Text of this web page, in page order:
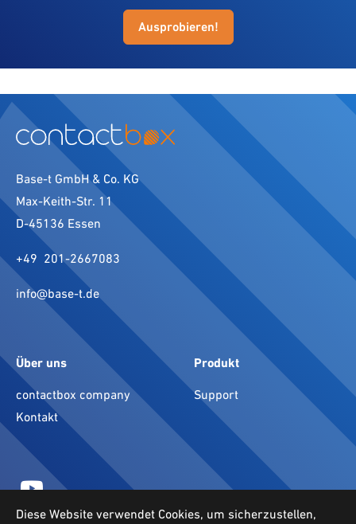
Diese Website verwendet Cookies, um sicherzustellen,
Ausprobieren!
Base-t GmbH & Co. KG
Max-Keith-Str. 11
D-45136 Essen
+49 201-2667083
info@base-t.de
Über uns
contactbox company
Kontakt
Produkt
Support